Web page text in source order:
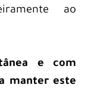
ao
e com
manter este